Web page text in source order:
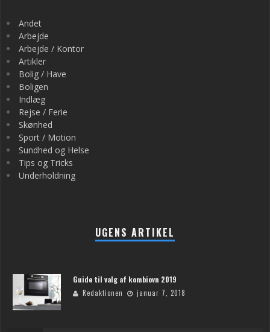
Andet
Arbejde
Arbejde / Kontor
Artikler
Bolig / Have
Boligen
Indlæg
Rejse / Ferie
Skønhed
Sport / Motion
Sundhed og Helse
Tips og Tricks
Underholdning
UGENS ARTIKEL
Guide til valg af kombiovn 2019
Redaktionen januar 7, 2018